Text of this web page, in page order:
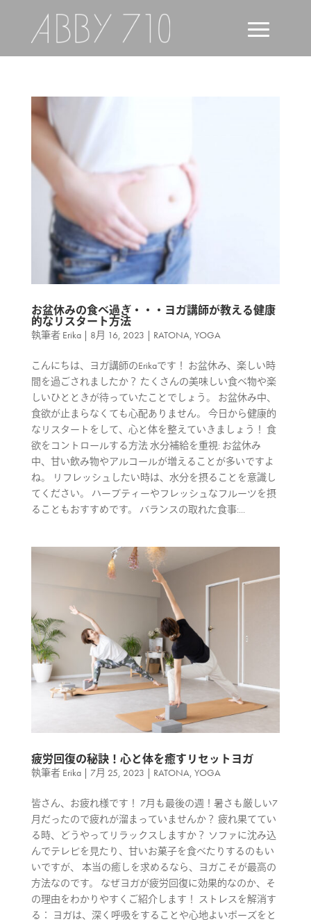
お盆休みの食べ過ぎ・・・ヨガ講師が教える健康
的なリスタート方法
執筆者 Erika| 8月 16, 2023 | RATONA YOGA
こんにちは、ヨガ講師のErikaです！ お盆休み、楽しい時
間を過ごされましたか？ たくさんの美味しい食べ物や楽
しいひとときが待っていたことでしょう。 お盆休み中、
食欲が止まらなくても心配ありません。 今日から健康的
なリスタートをして、心と体を整えていきましょう！ 食
欲をコントロールする方法 水分補給を重視: お盆休み
中、甘い飲み物やアルコールが増えることが多いですよ
ね。 リフレッシュしたい時は、水分を摂ることを意識し
てください。 ハーブティーやフレッシュなフルーツを摂
ることもおすすめです。 バランスの取れた食事:...
疲労回復の秘訣！心と体を癒すリセットヨガ
執筆者 Erika| 7月 25, 2023 RATONA, YOGA
皆さん、お疲れ様です！ 7月も最後の週！暑さも厳しい7
月だったので疲れが溜まっていませんか？ 疲れ果ててい
る時、どうやってリラックスしますか？ ソファに沈み込
んでテレビを見たり、甘いお菓子を食べたりするのもい
いですが、 本当の癒しを求めるなら、ヨガこそが最高の
方法なのです。 なぜヨガが疲労回復に効果的なのか、そ
の理由をわかりやすくご紹介します！ ストレスを解消す
る： ヨガは、深く呼吸をすることや心地よいポーズをと